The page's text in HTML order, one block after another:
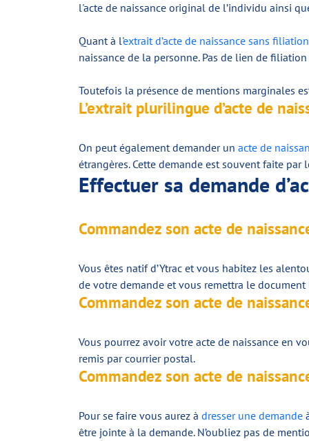
l'acte de naissance original de l’individu ainsi
Quant à l'extrait d’acte de naissance sans filiation
naissance de la personne. Pas de lien de filiation
Toutefois la présence de mentions marginales
L’extrait plurilingue d’acte de
On peut également demander un acte de
étrangères. Cette demande est souvent faite
Effectuer sa demande
Commandez son acte de
Vous êtes natif d’Ytrac et vous habitez les
de votre demande et vous remettra le document
Commandez son acte de
Vous pourrez avoir votre acte de naissance en
remis par courrier postal.
Commandez son acte de
Pour se faire vous aurez à dresser une demande
être jointe à la demande. N’oubliez pas de